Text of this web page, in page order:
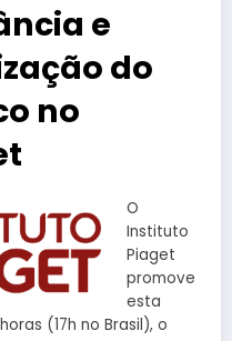
e
do
no
O
Instituto
Piaget
promove
esta
(17h no Brasil), o